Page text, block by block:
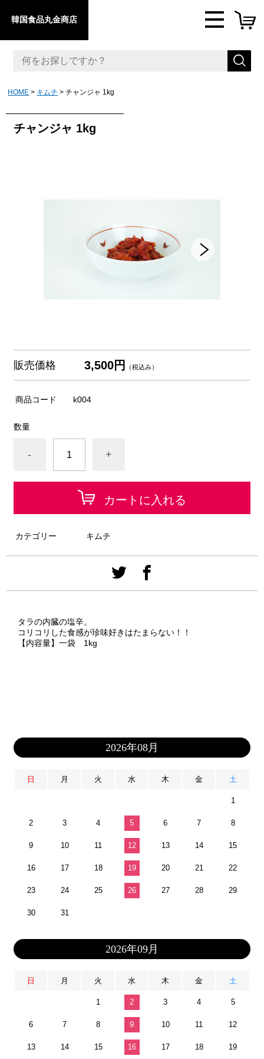
韓国食品丸金商店
HOME キムチ チャンジャ 1kg
チャンジャ 1kg
販売価格 3,500円 （税込み）
商品コード k004
数量
- +
カートに入れる
カテゴリー キムチ
タラの内臓の塩辛。
コリコリした食感が珍味好きはたまらない！！
【内容量】一袋 1kg
2026年08月
日 月 火 水 木 金 土
1
2 3 4 5 6 7 8
9 10 11 12 13 14 15
16 17 18 19 20 21 22
23 24 25 26 27 28 29
30 31
2026年09月
日 月 火 水 木 金 土
1 2 3 4 5
6 7 8 9 10 11 12
13 14 15 16 17 18 19